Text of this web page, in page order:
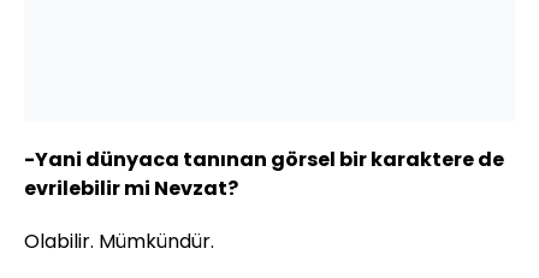
-Yani dünyaca tanınan görsel bir karaktere de
evrilebilir mi Nevzat?
Olabilir. Mümkündür.